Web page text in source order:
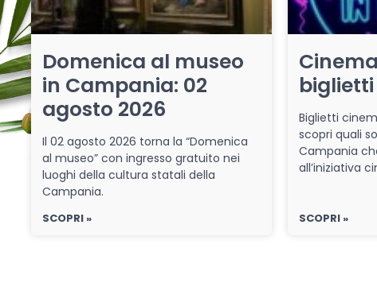
Domenica al museo
in Campania: 02
agosto 2026
Il 02 agosto 2026 torna la “Domenica
al museo” con ingresso gratuito nei
luoghi della cultura statali della
Campania.
SCOPRI »
Biglietti
scopri quali
Campania
all’iniziativa
SCOPRI »